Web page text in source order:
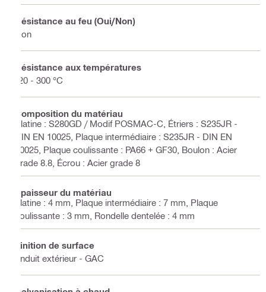
Résistance au feu (Oui/Non)
Non
Résistance aux températures
-20 - 300 °C
Composition du matériau
Platine : S280GD / Modif POSMAC-C, Étriers : S235JR -
DIN EN 10025, Plaque intermédiaire : S235JR - DIN EN
10025, Plaque coulissante : PA66 + GF30, Boulon : Acier
grade 8.8, Écrou : Acier grade 8
Épaisseur du matériau
platine : 4 mm, Plaque intermédiaire : 7 mm, Plaque
coulissante : 3 mm, Rondelle dentelée : 4 mm
Finition de surface
Enduit extérieur - GAC